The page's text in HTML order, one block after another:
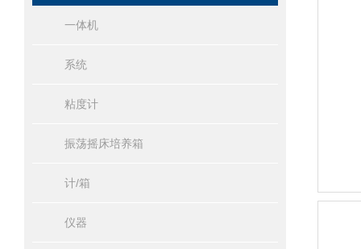
一体机
系统
粘度计
振荡摇床培养箱
计/箱
仪器